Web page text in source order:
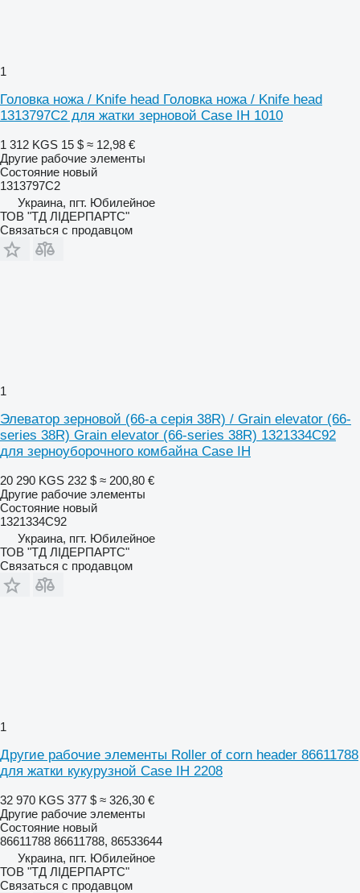
1
Головка ножа / Knife head Головка ножа / Knife head
1313797C2 для жатки зерновой Case IH 1010
1 312 KGS 15 $ ≈ 12,98 €
Другие рабочие элементы
Состояние новый
1313797C2
Украина, пгт. Юбилейное
ТОВ "ТД ЛІДЕРПАРТС"
Связаться с продавцом
1
Элеватор зерновой (66-а серія 38R) / Grain elevator (66-
series 38R) Grain elevator (66-series 38R) 1321334C92
для зерноуборочного комбайна Case IH
20 290 KGS 232 $ ≈ 200,80 €
Другие рабочие элементы
Состояние новый
1321334C92
Украина, пгт. Юбилейное
ТОВ "ТД ЛІДЕРПАРТС"
Связаться с продавцом
1
Другие рабочие элементы Roller of corn header 86611788
для жатки кукурузной Case IH 2208
32 970 KGS 377 $ ≈ 326,30 €
Другие рабочие элементы
Состояние новый
86611788 86611788, 86533644
Украина, пгт. Юбилейное
ТОВ "ТД ЛІДЕРПАРТС"
Связаться с продавцом